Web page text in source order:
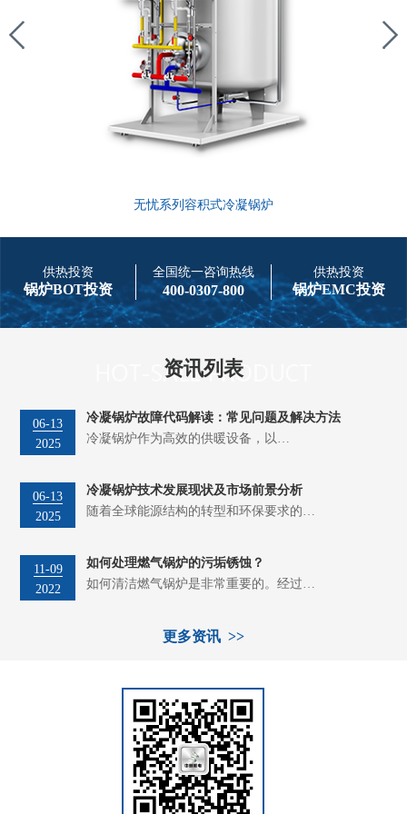
无忧系列容积式冷凝锅炉
供热投资
锅炉BOT投资
全国统一咨询热线
400-0307-800
供热投资
锅炉EMC投资
资讯列表
06-13
2025
冷凝锅炉故障代码解读：常见问题及解决方法
冷凝锅炉作为高效的供暖设备，以…
06-13
2025
冷凝锅炉技术发展现状及市场前景分析
随着全球能源结构的转型和环保要求的…
11-09
2022
如何处理燃气锅炉的污垢锈蚀？
如何清洁燃气锅炉是非常重要的。经过…
更多资讯 >>